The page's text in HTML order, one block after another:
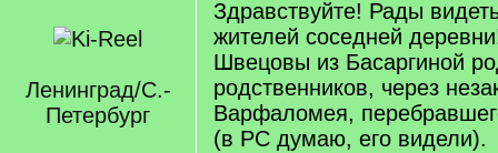
Ленинград/С.-
Петербург
Здравствуйте! Рады
жителей соседней
Швецовы из Басаргиной
родственников, через
Варфаломея,
(в РС думаю, его видели).